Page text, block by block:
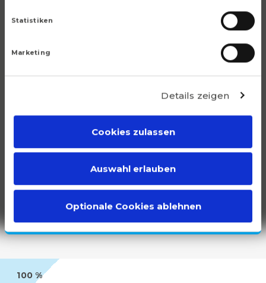
Statistiken
Marketing
Details zeigen
Cookies zulassen
Auswahl erlauben
Optionale Cookies ablehnen
Die meistgekauften
Obwohl wir stolz auf alle unsere Produkte sind,
haben wir einige Produkte in den Mittelpunkt
100 %